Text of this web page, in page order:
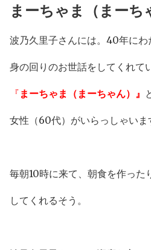
まーちゃま（まーち
波乃久里子さんには。40年にわ
身の回りのお世話をしてくれて
『 まーちゃま（まーちゃん）』
女性（60代）がいらっしゃいま
毎朝10時に来て、朝食を作った
してくれるそう。